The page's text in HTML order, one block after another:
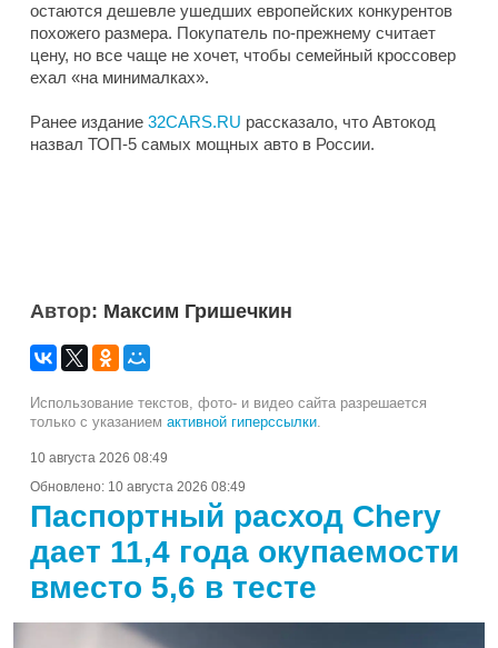
остаются дешевле ушедших европейских конкурентов
похожего размера. Покупатель по-прежнему считает
цену, но все чаще не хочет, чтобы семейный кроссовер
ехал «на минималках».
Ранее издание 32CARS.RU рассказало, что Автокод
назвал ТОП-5 самых мощных авто в России.
Автор: Максим Гришечкин
Использование текстов, фото- и видео сайта разрешается
только с указанием активной гиперссылки.
10 августа 2026 08:49
Обновлено: 10 августа 2026 08:49
Паспортный расход Chery
дает 11,4 года окупаемости
вместо 5,6 в тесте